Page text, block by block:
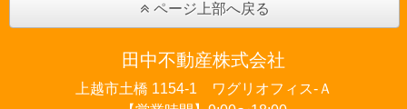
ページ上部へ戻る
田中不動産株式会社
上越市土橋 1154-1 ワグリオフィス‐Ａ